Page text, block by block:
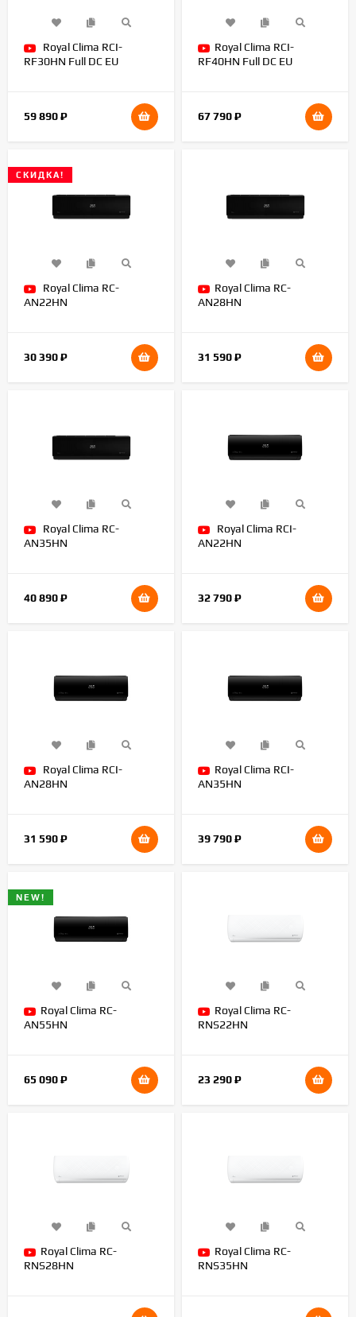
Royal Clima RCI-
RF30HN Full DC EU
59 890₽
Royal Clima RCI-
RF40HN Full DC EU
67 790₽
СКИДКА!
Royal Clima RC-
AN22HN
30 390₽
Royal Clima RC-
AN28HN
31 590₽
Royal Clima RC-
AN35HN
40 890₽
Royal Clima RCI-
AN22HN
32 790₽
Royal Clima RCI-
AN28HN
31 590₽
Royal Clima RCI-
AN35HN
39 790₽
NEW!
Royal Clima RC-
AN55HN
65 090₽
Royal Clima RC-
RNS22HN
23 290₽
Royal Clima RC-
RNS28HN
Royal Clima RC-
RNS35HN